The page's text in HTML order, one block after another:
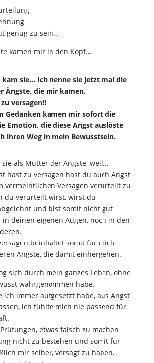
genug zu sein…
kamen mir in den Kopf…
kam sie… Ich nenne sie jetzt mal die
Ängste, die mir kamen.
versagen!!
Gedanken kamen mir sofort die
Emotion, die diese Angst auslöste
ihren Weg in mein Bewusstsein.
sie als Mutter der Ängste, weil…
hast zu versagen hast du auch Angst
vermeintlichen Versagen verurteilt zu
du verurteilt wirst, wirst du
und bist somit nicht gut
in deinen eigenen Augen, noch in den
beinhaltet somit für mich
Ängste, die damit einhergehen.
sich durch mein ganzes Leben, ohne
wahrgenommen habe.
ich immer aufgesetzt habe, aus Angst
ich fühlte mich nie passend für
etwas falsch zu machen
nicht zu bestehen und somit für
mir selber, versagt zu haben.